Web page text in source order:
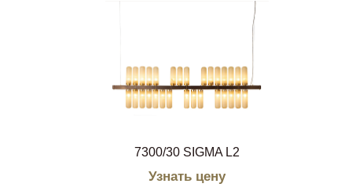
7300/30 SIGMA L2
Узнать цену